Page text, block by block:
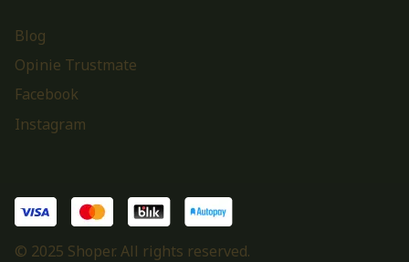
Blog
Opinie Trustmate
Facebook
Instagram
© 2025 Shoper. All rights reserved.